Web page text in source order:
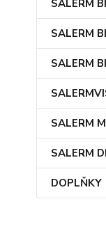
SALERM
SALERM
SALERM
SALERM
SALERM
DOPLŇKY